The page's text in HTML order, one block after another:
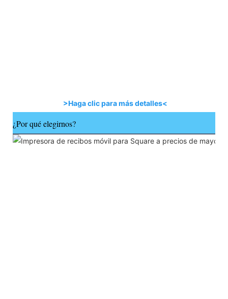
>Haga clic para más detalles<
¿Por qué elegirnos?